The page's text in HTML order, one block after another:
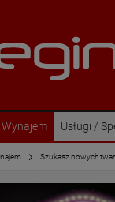
Usługi /
Szukasz nowych